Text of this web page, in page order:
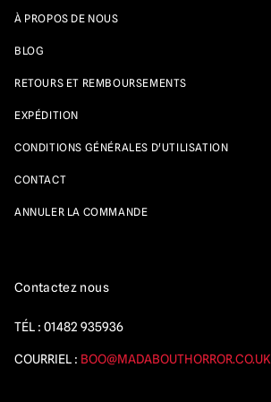
À PROPOS DE NOUS
BLOG
RETOURS ET REMBOURSEMENTS
EXPÉDITION
CONDITIONS GÉNÉRALES D'UTILISATION
CONTACT
ANNULER LA COMMANDE
Contactez nous
TÉL : 01482 935936
COURRIEL : BOO@MADABOUTHORROR.CO.UK